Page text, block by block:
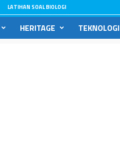
LATIHAN SOAL BIOLOGI
HERITAGE TEKNOLOGI